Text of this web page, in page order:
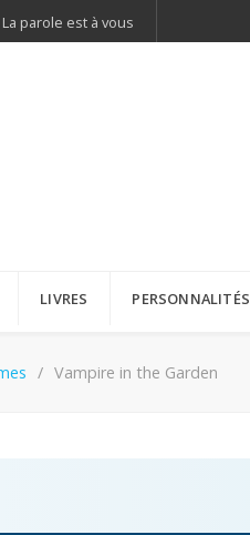
La parole est à vous
LIVRES PERSONNALITÉS
Vampire in the Garden